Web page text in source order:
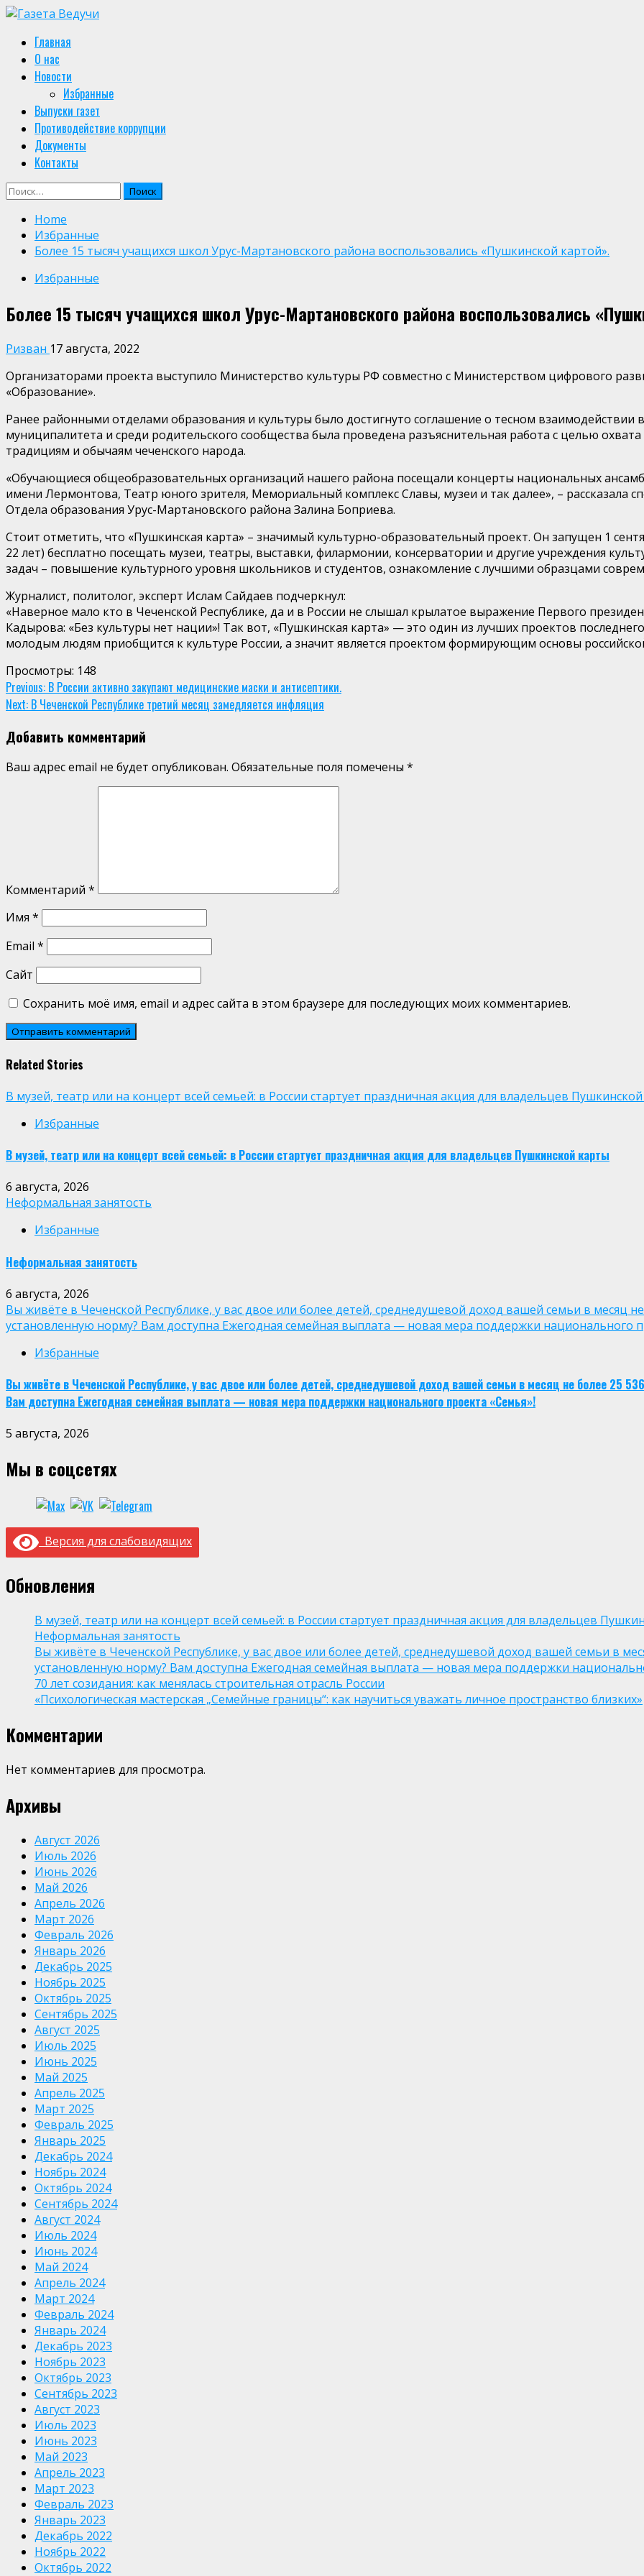
Skip
content
Primary
Menu
Главная
О нас
Новости
Избранные
Выпуски газет
Противодействие коррупции
Документы
Контакты
Найти:
Home
Избранные
Более 15 тысяч учащихся школ Урус-Мартановского района воспользовались «Пушкинской картой».
Избранные
Более 15 тысяч учащихся школ Урус-Мартановского района воспользовались
Ризван 17 августа, 2022
Организаторами проекта выступило Министерство культуры РФ совместно с Министерством цифрового
«Образование».
Ранее районными отделами образования и культуры было достигнуто соглашение о тесном
муниципалитета и среди родительского сообщества была проведена разъяснительная работа с целью
традициям и обычаям чеченского народа.
«Обучающиеся общеобразовательных организаций нашего района посещали концерты национальных
имени Лермонтова, Театр юного зрителя, Мемориальный комплекс Славы, музеи и так далее», – рассказала
Отдела образования Урус-Мартановского района Залина Боприева.
Стоит отметить, что «Пушкинская карта» – значимый культурно-образовательный проект. Он запущен 1
22 лет) бесплатно посещать музеи, театры, выставки, филармонии, консерватории и другие учреждения
задач – повышение культурного уровня школьников и студентов, ознакомление с лучшими образцами
Журналист, политолог, эксперт Ислам Сайдаев подчеркнул:
«Наверное мало кто в Чеченской Республике, да и в России не слышал крылатое выражение Первого
Кадырова: «Без культуры нет нации»! Так вот, «Пушкинская карта» — это один из лучших проектов
молодым людям приобщится к культуре России, а значит является проектом формирующим основы
Просмотры: 148
Continue
Reading
Previous: В России активно закупают медицинские маски и антисептики.
Next: В Чеченской Республике третий месяц замедляется инфляция
Добавить комментарий
Ваш адрес email не будет опубликован. Обязательные поля помечены *
Комментарий *
Имя *
Email *
Сайт
Сохранить моё имя, email и адрес сайта в этом браузере для последующих моих комментариев.
Related Stories
В музей, театр или на концерт всей семьей: в России стартует праздничная акция для владельцев
Избранные
В музей, театр или на концерт всей семьей: в России стартует праздничная акция для владельцев Пушкинской карты
6 августа, 2026
Неформальная занятость
Избранные
Неформальная занятость
6 августа, 2026
Вы живёте в Чеченской Республике, у вас двое или более детей, среднедушевой доход вашей семьи в месяц
установленную норму? Вам доступна Ежегодная семейная выплата — новая мера поддержки национального
Избранные
Вы живёте в Чеченской Республике, у вас двое или более детей, среднедушевой доход вашей семьи в месяц не более 25
Вам доступна Ежегодная семейная выплата — новая мера поддержки национального проекта «Семья»!
5 августа, 2026
Мы в соцсетях
Версия для слабовидящих
Обновления
В музей, театр или на концерт всей семьей: в России стартует праздничная акция для владельцев
Неформальная занятость
Вы живёте в Чеченской Республике, у вас двое или более детей, среднедушевой доход вашей семьи в
установленную норму? Вам доступна Ежегодная семейная выплата — новая мера поддержки
70 лет созидания: как менялась строительная отрасль России
«Психологическая мастерская „Семейные границы“: как научиться уважать личное пространство близких»
Комментарии
Нет комментариев для просмотра.
Архивы
Август 2026
Июль 2026
Июнь 2026
Май 2026
Апрель 2026
Март 2026
Февраль 2026
Январь 2026
Декабрь 2025
Ноябрь 2025
Октябрь 2025
Сентябрь 2025
Август 2025
Июль 2025
Июнь 2025
Май 2025
Апрель 2025
Март 2025
Февраль 2025
Январь 2025
Декабрь 2024
Ноябрь 2024
Октябрь 2024
Сентябрь 2024
Август 2024
Июль 2024
Июнь 2024
Май 2024
Апрель 2024
Март 2024
Февраль 2024
Январь 2024
Декабрь 2023
Ноябрь 2023
Октябрь 2023
Сентябрь 2023
Август 2023
Июль 2023
Июнь 2023
Май 2023
Апрель 2023
Март 2023
Февраль 2023
Январь 2023
Декабрь 2022
Ноябрь 2022
Октябрь 2022